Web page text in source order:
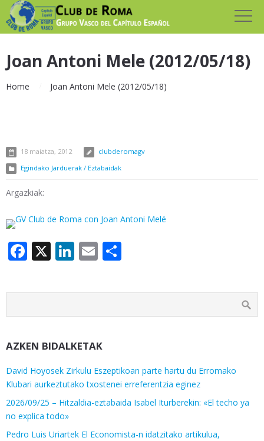
Joan Antoni Mele (2012/05/18)
Home Joan Antoni Mele (2012/05/18)
18 maiatza, 2012
clubderomagv
Egindako Jarduerak / Eztabaidak
Argazkiak:
Facebook
X LinkedIn
Email
AZKEN BIDALKETAK
David Hoyosek Zirkulu Eszeptikoan parte hartu du Erromako
Klubari aurkeztutako txostenei erreferentzia eginez
2026/09/25 – Hitzaldia-eztabaida Isabel Iturberekin: «El techo ya
no explica todo»
Pedro Luis Uriartek El Economista-n idatzitako artikulua,